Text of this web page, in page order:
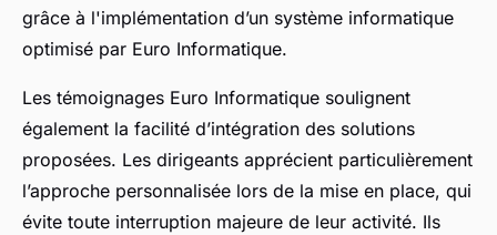
grâce à l'implémentation d’un système informatique
optimisé par Euro Informatique.
Les témoignages Euro Informatique soulignent
également la facilité d’intégration des solutions
proposées. Les dirigeants apprécient particulièrement
l’approche personnalisée lors de la mise en place, qui
évite toute interruption majeure de leur activité. Ils